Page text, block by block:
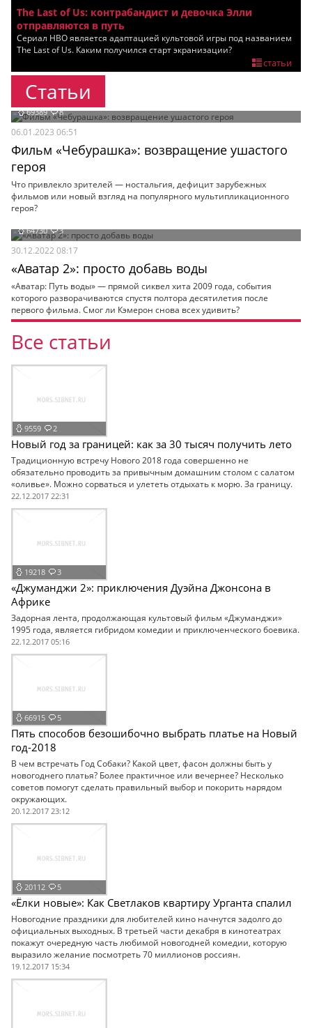
Мои материалы
Мои места
Моя личная афиша
Перечитать
The Last of Us: контрабандист и девочка Элли
отправляются в путь
Сериал HBO является адаптацией культовой игры под названием
The Last of Us. Каким получился старт экранизации?
статьи
Статьи
69389 8
06.01.2023 06:51
Фильм «Чебурашка»: возвращение ушастого
героя
Что привлекло зрителей — ностальгия, дефицит зарубежных
фильмов или новый взгляд на популярного мультипликационного
героя?
64730 3
30.12.2022 08:17
«Аватар 2»: просто добавь воды
«Аватар: Путь воды» — прямой сиквел хита 2009 года, события
которого разворачиваются спустя полтора десятилетия после
первого фильма. Смог ли Кэмерон снова всех удивить?
Все статьи
9559 2
Новый год за границей: как за 30 тысяч получить лето
Традиционную встречу Нового 2018 года совершенно не
обязательно проводить за привычным домашним столом с салатом
«оливье». Можно сорваться и улететь отдыхать к морю. За границу.
22.12.2017 22:31
19218 3
«Джуманджи 2»: приключения Дуэйна Джонсона в
Африке
Задорная лента, продолжающая культовый фильм «Джуманджи»
1995 года, является гибридом комедии и приключенческого боевика.
22.12.2017 05:16
66915 5
Пять способов безошибочно выбрать платье на Новый
год-2018
В чем встречать Год Собаки? Какой цвет, фасон должны быть у
новогоднего платья? Более практичное или вечернее? Несколько
советов помогут сделать правильный выбор и покорить нарядом
окружающих.
20.12.2017 23:12
20112 5
«Ёлки новые»: Как Светлаков квартиру Урганта спалил
Новогодние праздники для любителей кино начнутся задолго до
официальных выходных. В третьей части декабря в кинотеатрах
покажут очередную часть любимой новогодней комедии, которую
выразило желание посмотреть 70 миллионов россиян.
19.12.2017 15:34